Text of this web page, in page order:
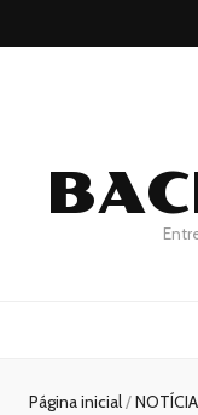
Página inicial/